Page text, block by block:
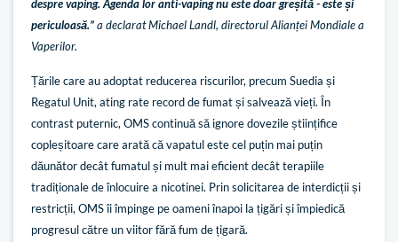
despre vaping. Agenda lor anti-vaping nu este doar greșită - este și
periculoasă.”a declarat Michael Landl, directorul Alianței Mondiale a
Vaperilor.
Țările care au adoptat reducerea riscurilor, precum Suedia și
Regatul Unit, ating rate record de fumat și salvează vieți. În
contrast puternic, OMS continuă să ignore dovezile științifice
copleșitoare care arată că vapatul este cel puțin mai puțin
dăunător decât fumatul și mult mai eficient decât terapiile
tradiționale de înlocuire a nicotinei. Prin solicitarea de interdicții și
restricții, OMS îi împinge pe oameni înapoi la țigări și împiedică
progresul către un viitor fără fum de țigară.